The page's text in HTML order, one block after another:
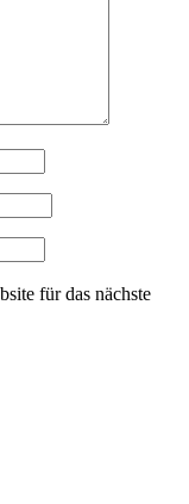
für das nächste